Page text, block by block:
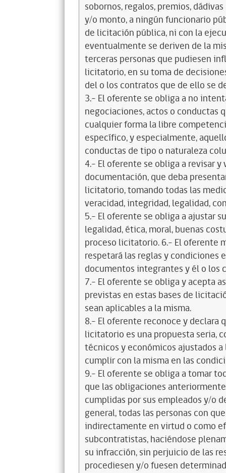
sobornos, regalos, premios,
y/o monto, a ningún funcionario
de licitación pública, ni con la
eventualmente se deriven de la
terceras personas que pudiesen
licitatorio, en su toma de
del o los contratos que de ello se
3.- El oferente se obliga a no
negociaciones, actos o conductas
cualquier forma la libre
específico, y especialmente,
conductas de tipo o naturaleza
4.- El oferente se obliga a revisar
documentación, que deba
licitatorio, tomando todas las
veracidad, integridad, legalidad,
5.- El oferente se obliga a ajustar
legalidad, ética, moral, buenas
proceso licitatorio. 6.- El oferente
respetará las reglas y condiciones
documentos integrantes y él o los
7.- El oferente se obliga y acepta
previstas en estas bases de
sean aplicables a la misma.
8.- El oferente reconoce y declara
licitatorio es una propuesta seria,
técnicos y económicos ajustados
cumplir con la misma en las
9.- El oferente se obliga a tomar
que las obligaciones
cumplidas por sus empleados y/o
general, todas las personas con
indirectamente en virtud o como
subcontratistas, haciéndose
su infracción, sin perjuicio de las
procediesen y/o fuesen